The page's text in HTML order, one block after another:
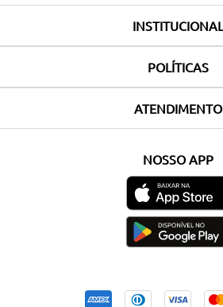
INSTITUCIONAL
POLÍTICAS
ATENDIMENTO
NOSSO APP